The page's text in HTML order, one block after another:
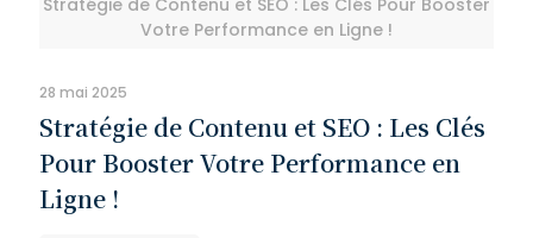
Stratégie de Contenu et SEO : Les Clés Pour Booster
Votre Performance en Ligne !
28 mai 2025
Stratégie de Contenu et SEO : Les Clés
Pour Booster Votre Performance en
Ligne !